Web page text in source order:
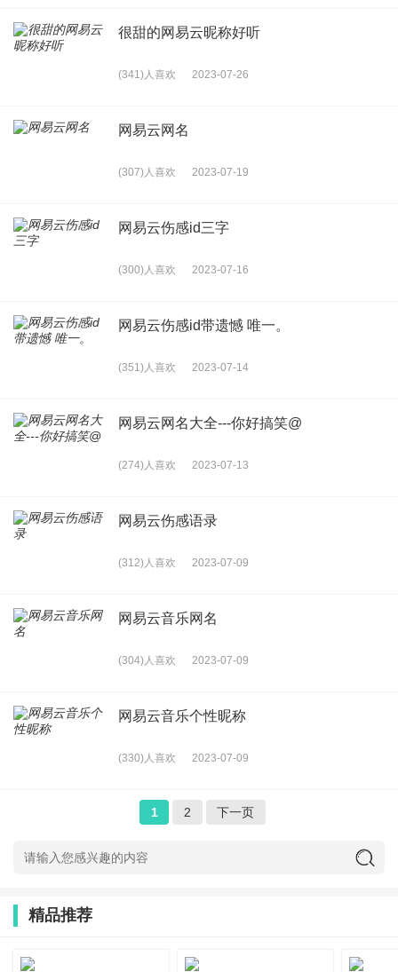
很甜的网易云昵称好听
(341)人喜欢 2023-07-26
网易云网名
(307)人喜欢 2023-07-19
网易云伤感id三字
(300)人喜欢 2023-07-16
网易云伤感id带遗憾 唯一。
(351)人喜欢 2023-07-14
网易云网名大全---你好搞笑@
(274)人喜欢 2023-07-13
网易云伤感语录
(312)人喜欢 2023-07-09
网易云音乐网名
(304)人喜欢 2023-07-09
网易云音乐个性昵称
(330)人喜欢 2023-07-09
1 2 下一页
精品推荐